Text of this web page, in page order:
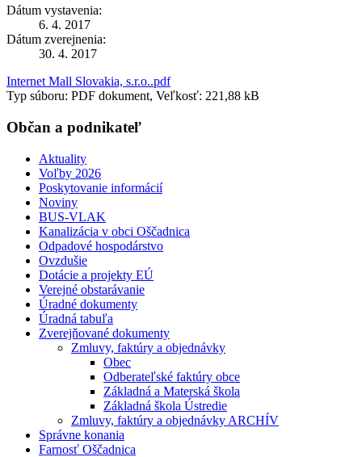
Dátum vystavenia:
6. 4. 2017
Dátum zverejnenia:
30. 4. 2017
Internet Mall Slovakia, s.r.o..pdf
Typ súboru: PDF dokument, Veľkosť: 221,88 kB
Občan a podnikateľ
Aktuality
Voľby 2026
Poskytovanie informácií
Noviny
BUS-VLAK
Kanalizácia v obci Oščadnica
Odpadové hospodárstvo
Ovzdušie
Dotácie a projekty EÚ
Verejné obstarávanie
Úradné dokumenty
Úradná tabuľa
Zverejňované dokumenty
Zmluvy, faktúry a objednávky
Obec
Odberateľské faktúry obce
Základná a Materská škola
Základná škola Ústredie
Zmluvy, faktúry a objednávky ARCHÍV
Správne konania
Farnosť Oščadnica